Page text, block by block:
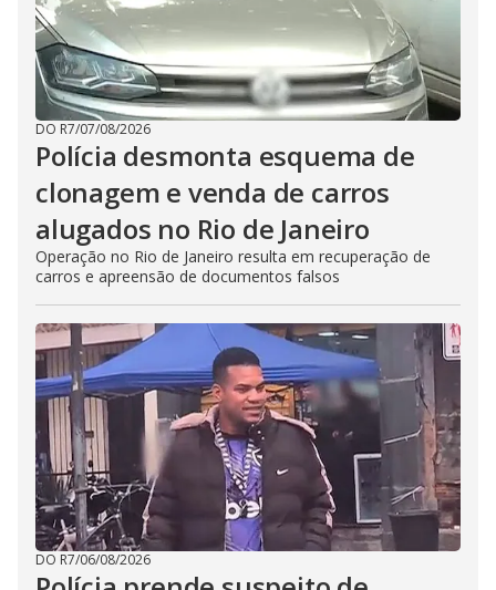
DO R7/07/08/2026
Polícia desmonta esquema de
clonagem e venda de carros
alugados no Rio de Janeiro
Operação no Rio de Janeiro resulta em recuperação de
carros e apreensão de documentos falsos
DO R7/06/08/2026